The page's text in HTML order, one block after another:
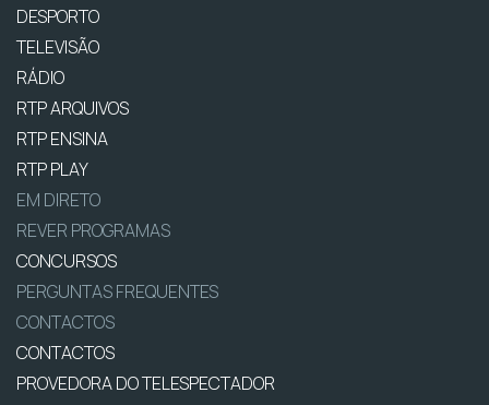
DESPORTO
TELEVISÃO
RÁDIO
RTP ARQUIVOS
RTP ENSINA
RTP PLAY
EM DIRETO
REVER PROGRAMAS
CONCURSOS
PERGUNTAS FREQUENTES
CONTACTOS
CONTACTOS
PROVEDORA DO TELESPECTADOR